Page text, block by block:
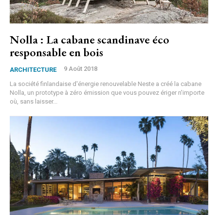
Nolla : La cabane scandinave éco
responsable en bois
ARCHITECTURE 9 Août 2018
La société finlandaise d'énergie renouvelable Neste a créé la cabane
Nolla, un prototype à zéro émission que vous pouvez ériger n'importe
où, sans laisser...